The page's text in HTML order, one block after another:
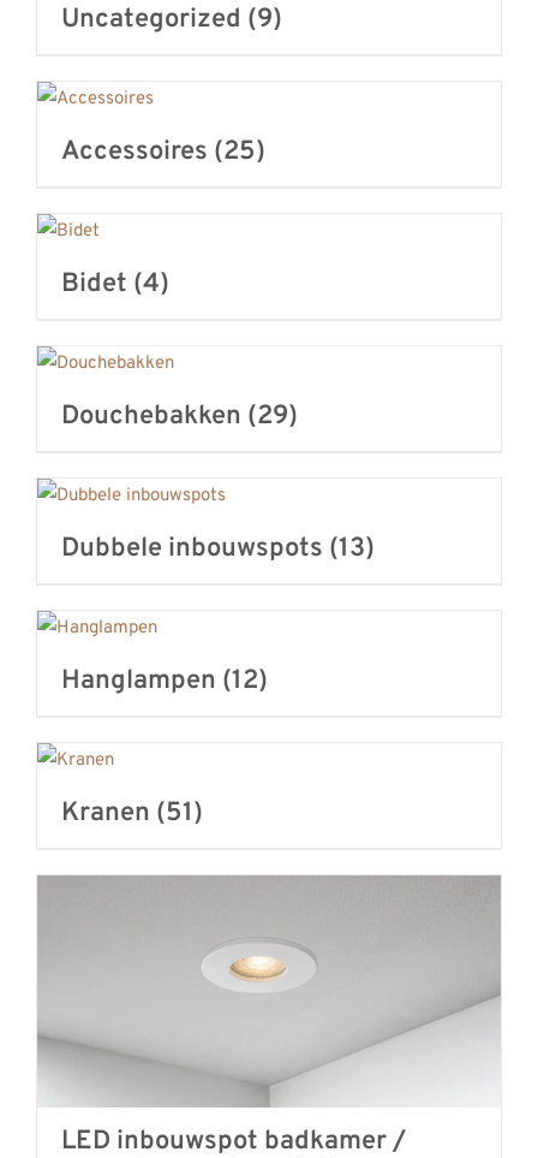
Uncategorized (9)
Accessoires (25)
Bidet (4)
Douchebakken (29)
Dubbele inbouwspots (13)
Hanglampen (12)
Kranen (51)
LED inbouwspot badkamer /